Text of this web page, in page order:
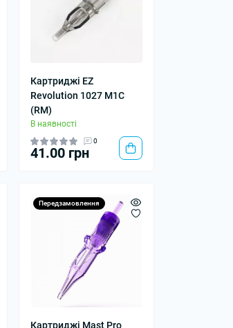
Картриджі EZ
Revolution 1027 M1C
(RM)
В наявності
0
41.00 грн
Передзамовлення
Картриджі Mast Pro